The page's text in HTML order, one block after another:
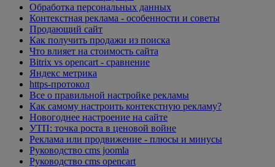
Обработка персональных данных
Контекстная реклама - особенности и советы
Продающий сайт
Как получить продажи из поиска
Что влияет на стоимость сайта
Bitrix vs opencart - сравнение
Яндекс метрика
https-протокол
Все о правильной настройке рекламы
Как самому настроить контекстную рекламу?
Новогоднее настроение на сайте
УТП: точка роста в ценовой войне
Реклама или продвижение - плюсы и минусы
Руководство cms joomla
Руководство cms opencart